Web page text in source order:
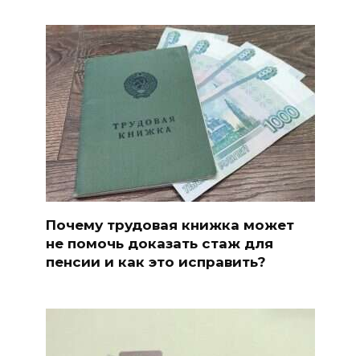
Почему трудовая книжка может
не помочь доказать стаж для
пенсии и как это исправить?